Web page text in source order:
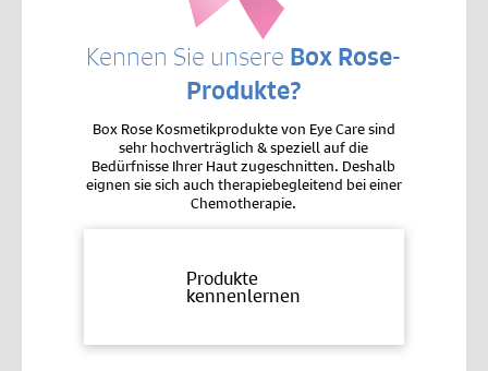
Kennen Sie unsere Box Rose-
Produkte?
Box Rose Kosmetikprodukte von Eye Care sind
sehr hochverträglich & speziell auf die
Bedürfnisse Ihrer Haut zugeschnitten. Deshalb
eignen sie sich auch therapiebegleitend bei einer
Chemotherapie.
Produkte
kennenlernen